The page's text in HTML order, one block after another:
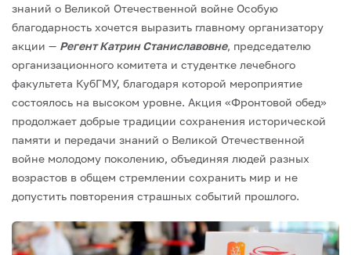
знаний о Великой Отечественной войне Особую
благодарность хочется выразить главному организатору
акции — Регент Катрин Станиславовне, председателю
организационного комитета и студентке лечебного
факультета КубГМУ, благодаря которой мероприятие
состоялось на высоком уровне. Акция «Фронтовой обед»
продолжает добрые традиции сохранения исторической
памяти и передачи знаний о Великой Отечественной
войне молодому поколению, объединяя людей разных
возрастов в общем стремлении сохранить мир и не
допустить повторения страшных событий прошлого.